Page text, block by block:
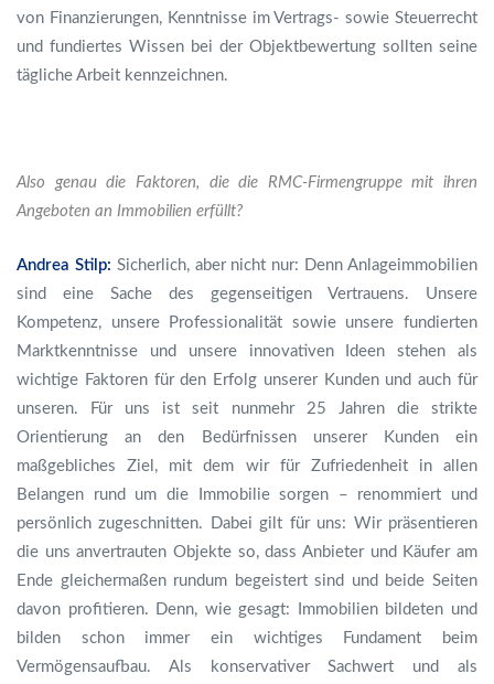
von Finanzierungen, Kenntnisse im Vertrags- sowie Steuerrecht
und fundiertes Wissen bei der Objektbewertung sollten seine
tägliche Arbeit kennzeichnen.
Also genau die Faktoren, die die RMC-Firmengruppe mit ihren
Angeboten an Immobilien erfüllt?
Andrea Stilp: Sicherlich, aber nicht nur: Denn Anlageimmobilien
sind eine Sache des gegenseitigen Vertrauens. Unsere
Kompetenz, unsere Professionalität sowie unsere fundierten
Marktkenntnisse und unsere innovativen Ideen stehen als
wichtige Faktoren für den Erfolg unserer Kunden und auch für
unseren. Für uns ist seit nunmehr 25 Jahren die strikte
Orientierung an den Bedürfnissen unserer Kunden ein
maßgebliches Ziel, mit dem wir für Zufriedenheit in allen
Belangen rund um die Immobilie sorgen – renommiert und
persönlich zugeschnitten. Dabei gilt für uns: Wir präsentieren
die uns anvertrauten Objekte so, dass Anbieter und Käufer am
Ende gleichermaßen rundum begeistert sind und beide Seiten
davon profitieren. Denn, wie gesagt: Immobilien bildeten und
bilden schon immer ein wichtiges Fundament beim
Vermögensaufbau. Als konservativer Sachwert und als